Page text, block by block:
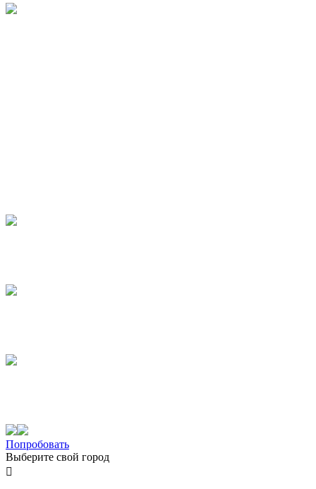
Попробовать
Выберите свой город
